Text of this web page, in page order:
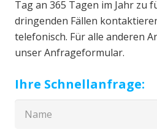
Tag an 365 Tagen im Jahr zu
dringenden Fällen
telefonisch. Für alle anderen
unser Anfrageformular.
Ihre Schnellanfrage: